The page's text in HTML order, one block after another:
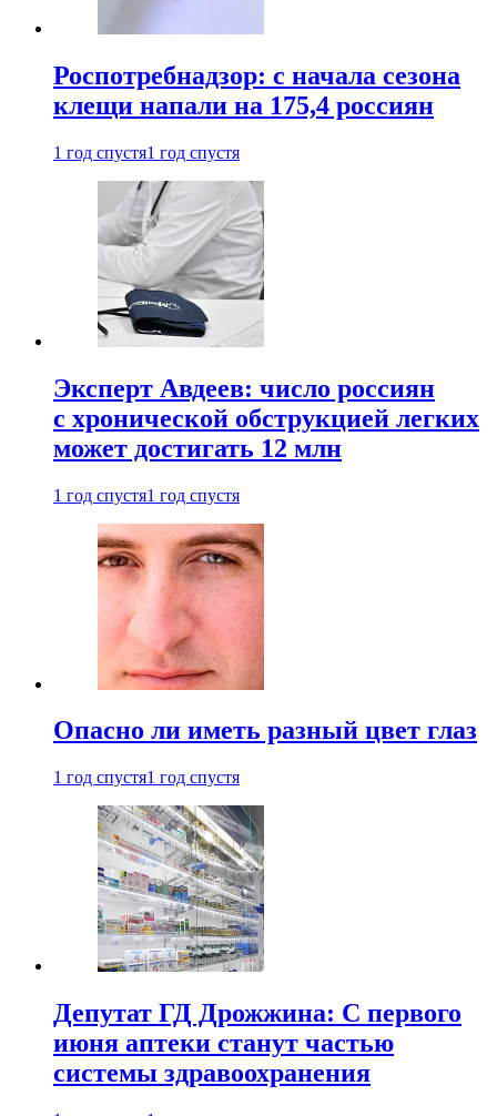
Роспотребнадзор: с начала сезона
клещи напали на 175,4 россиян
1 год спустя1 год спустя
Эксперт Авдеев: число россиян
с хронической обструкцией легких
может достигать 12 млн
1 год спустя1 год спустя
Опасно ли иметь разный цвет глаз
1 год спустя1 год спустя
Депутат ГД Дрожжина: С первого
июня аптеки станут частью
системы здравоохранения